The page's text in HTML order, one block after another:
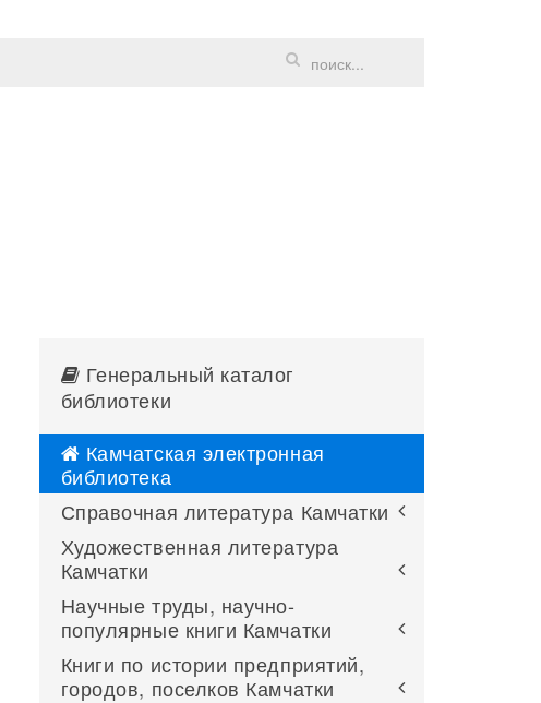
Генеральный каталог
библиотеки
Камчатская электронная
библиотека
Справочная литература Камчатки
Художественная литература
Камчатки
Научные труды, научно-
популярные книги Камчатки
Книги по истории предприятий,
городов, поселков Камчатки